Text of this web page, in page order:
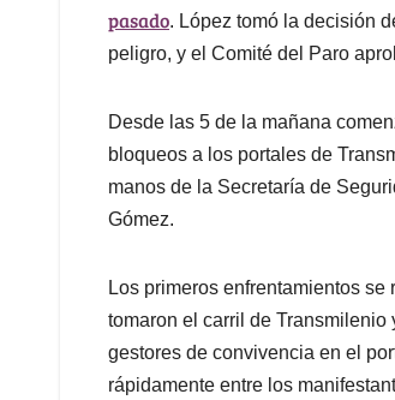
pasado. López tomó la decisión
peligro, y el Comité del Paro
Desde las 5 de la mañana
bloqueos a los portales de
manos de la Secretaría de
Gómez.
Los primeros enfrentamientos
tomaron el carril de
gestores de convivencia en el
rápidamente entre los